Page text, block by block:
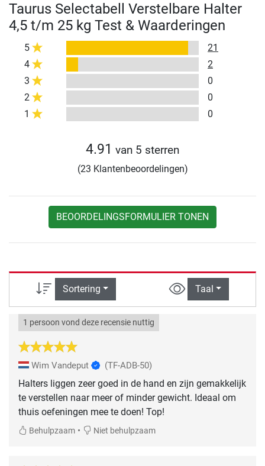
Taurus Selectabell Verstelbare Halter
4,5 t/m 25 kg Test & Waarderingen
5
21
4
2
3
0
2
0
1
0
4.91 van 5 sterren
(23 Klantenbeoordelingen)
BEOORDELINGSFORMULIER TONEN
Sortering Taal
1 persoon vond deze recensie nuttig
Wim Vandeput (TF-ADB-50)
Halters liggen zeer goed in de hand en zijn gemakkelijk
te verstellen naar meer of minder gewicht. Ideaal om
thuis oefeningen mee te doen! Top!
Behulpzaam • Niet behulpzaam